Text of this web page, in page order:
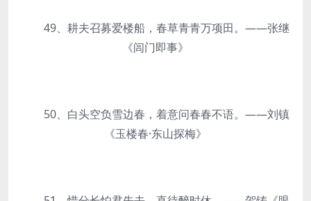
49、耕夫召募爱楼船，春草青青万项田。——张继
《闾门即事》
50、白头空负雪边春，着意问春春不语。——刘镇
《玉楼春·东山探梅》